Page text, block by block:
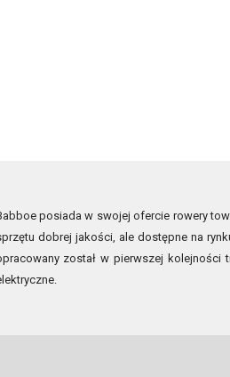
posiada w swojej ofercie rowery
dobrej jakości, ale dostępne na
został w pierwszej kolejności